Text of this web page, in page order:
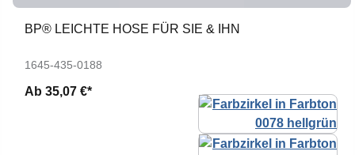
BP® LEICHTE HOSE FÜR SIE & IHN
1645-435-0188
Ab 35,07 €*